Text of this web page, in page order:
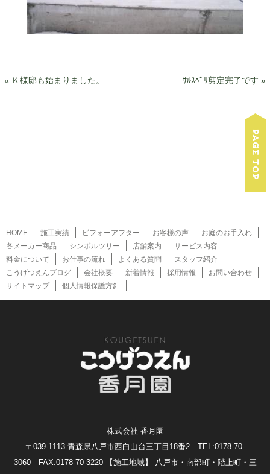
« Ｋ様邸も始まりました。 ｻﾙｽﾍﾞﾘ剪定完了です »
HOME 施工実績 ビフォーアフター お客様の声
お庭のお手入れ
各メーカー商品
シンボルツリー 店舗案内
サービス内容
料金について
お仕事の流れ よくある質問
スタッフ紹介
こうげつえんブログ
会社概要 新着情報 採用情報
お問い合わせ
サイトマップ
個人情報保護方針
株式会社 香月園
〒039-1113 青森県八戸市西白山台三丁目18番2 TEL:0178-70-
3060 FAX:0178-70-3220
【施工地域】 八戸市・南部町・階上町・三